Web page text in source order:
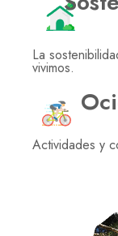
La
vivimos.
Actividades y